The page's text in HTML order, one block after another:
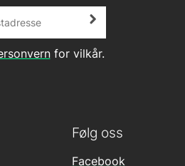
for vilkår.
Følg oss
Facebook